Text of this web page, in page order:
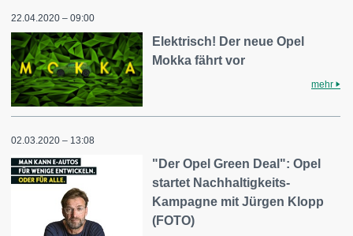
22.04.2020 – 09:00
Elektrisch! Der neue Opel
Mokka fährt vor
mehr
02.03.2020 – 13:08
"Der Opel Green Deal": Opel
startet Nachhaltigkeits-
Kampagne mit Jürgen Klopp
(FOTO)